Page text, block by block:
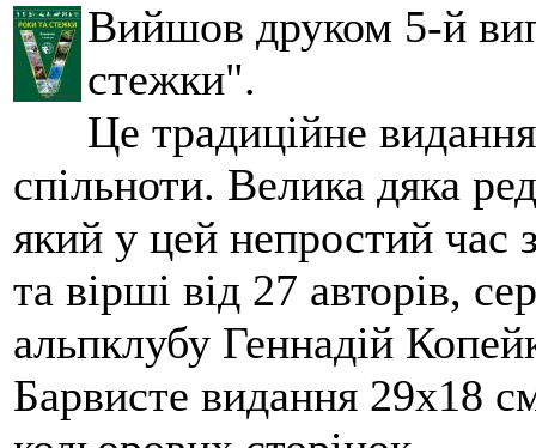
Вийшов друком 5-й
стежки".
Це традиційне
спільноти. Велика дяка
який у цей непростий час
та вірші від 27 авторів,
альпклубу Геннадій
Барвисте видання 29х18